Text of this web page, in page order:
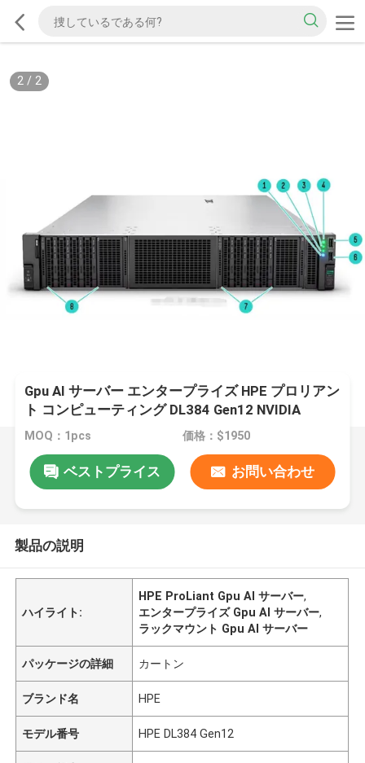
2/ 2
Gpu AI サーバー エンタープライズ HPE プロリアン
ト コンピューティング DL384 Gen12 NVIDIA
GH200 NVL2 フリー コンピューティング プライベ
ート クラウド ラック マウント
MOQ：1pcs 価格：$1950
ベストプライス お問い合わせ
製品の説明
ハイライト:
HPE ProLiant Gpu AI サーバー,
エンタープライズ Gpu AI サーバー,
ラックマウント Gpu AI サーバー
パッケージの詳細 カートン
ブランド名 HPE
モデル番号 HPE DL384 Gen12